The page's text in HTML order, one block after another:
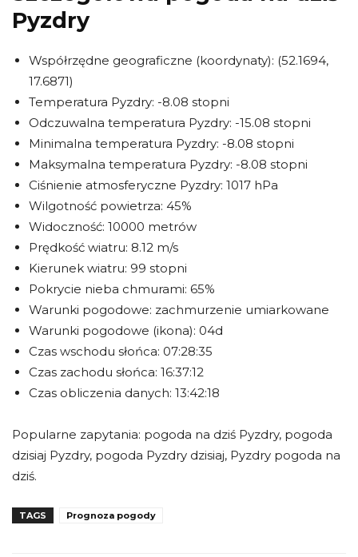
Pyzdry
Współrzędne geograficzne (koordynaty): (52.1694,
17.6871)
Temperatura Pyzdry: -8.08 stopni
Odczuwalna temperatura Pyzdry: -15.08 stopni
Minimalna temperatura Pyzdry: -8.08 stopni
Maksymalna temperatura Pyzdry: -8.08 stopni
Ciśnienie atmosferyczne Pyzdry: 1017 hPa
Wilgotność powietrza: 45%
Widoczność: 10000 metrów
Prędkość wiatru: 8.12 m/s
Kierunek wiatru: 99 stopni
Pokrycie nieba chmurami: 65%
Warunki pogodowe: zachmurzenie umiarkowane
Warunki pogodowe (ikona): 04d
Czas wschodu słońca: 07:28:35
Czas zachodu słońca: 16:37:12
Czas obliczenia danych: 13:42:18
Popularne zapytania: pogoda na dziś Pyzdry, pogoda
dzisiaj Pyzdry, pogoda Pyzdry dzisiaj, Pyzdry pogoda na
dziś.
TAGS Prognoza pogody